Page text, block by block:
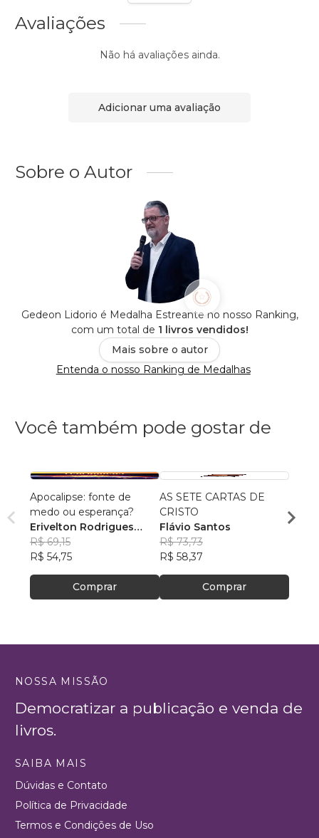
Avaliações
Não há avaliações ainda.
Adicionar uma avaliação
Sobre o Autor
Gedeon Lidorio é Medalha Estreante no nosso Ranking,
com um total de 1 livros vendidos!
Mais sobre o autor
Entenda o nosso Ranking de Medalhas
Você também pode gostar de
Apocalipse: fonte de
medo ou esperança?
Erivelton Rodrigues
Nunes
R$ 69,15
R$ 54,75
Comprar
AS SETE CARTAS DE
CRISTO
Flávio Santos
R$ 73,73
R$ 58,37
Comprar
NOSSA MISSÃO
Democratizar a publicação e venda de
livros.
SAIBA MAIS
Dúvidas e Contato
Política de Privacidade
Termos e Condições de Uso